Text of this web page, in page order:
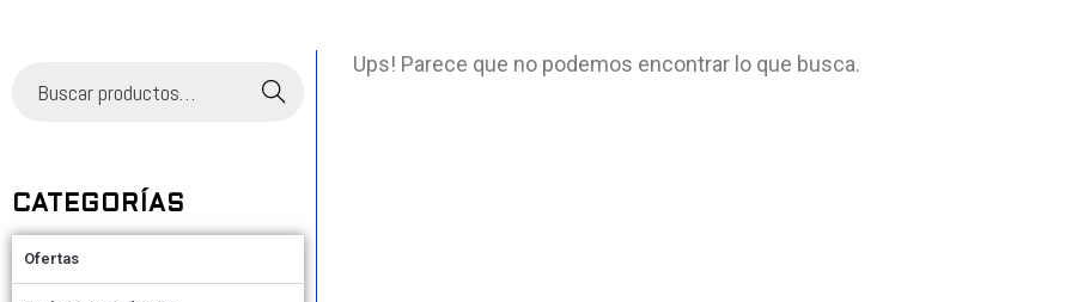
Buscar
CATEGORÍAS
Ofertas
Ups! Parece que no podemos encontrar lo que busca.